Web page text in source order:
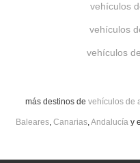
vehículos
vehículos
vehículos
más destinos de vehículos de
Baleares, Canarias,Andalucíay